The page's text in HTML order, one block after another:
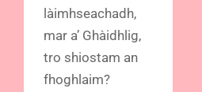
làimhseachadh,
mar a’ Ghàidhlig,
tro shiostam an
fhoghlaim?